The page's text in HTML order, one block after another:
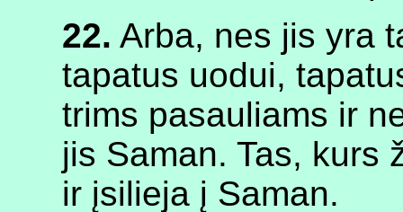
22. Arba, nes jis yra
tapatus uodui,
trims pasauliams ir
jis Saman. Tas, kurs
ir įsilieja į Saman.